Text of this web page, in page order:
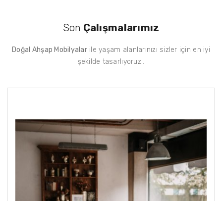
Son Çalışmalarımız
Doğal Ahşap Mobilyalarile yaşam alanlarınızı sizler için en iyi
şekilde tasarlıyoruz..